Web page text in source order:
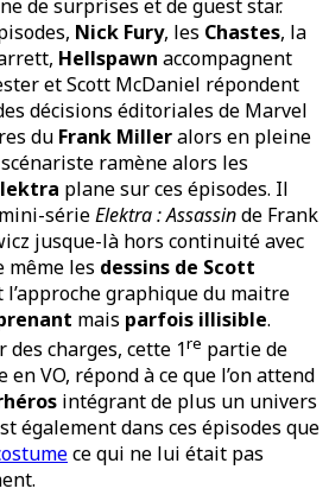
de surprises et de guest star.
Nick Fury, les Chastes, la
Hellspawn accompagnent
et Scott McDaniel répondent
décisions éditoriales de Marvel
du Frank Milleralors en pleine
scénariste ramène alors les
plane sur ces épisodes. Il
sérieElektra : Assassinde Frank
jusque-là hors continuité avec
même les dessins de Scott
graphique du maitre
mais parfois illisible.
charges, cette 1re partie de
en VO, répond à ce que l’on attend
intégrant de plus un univers
également dans ces épisodes que
ce qui ne lui était pas